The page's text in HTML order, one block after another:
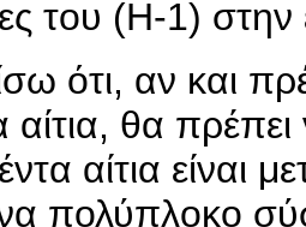
του (Η-1) στην
ότι, αν και
αίτια, θα
αίτια είναι
πολύπλοκο